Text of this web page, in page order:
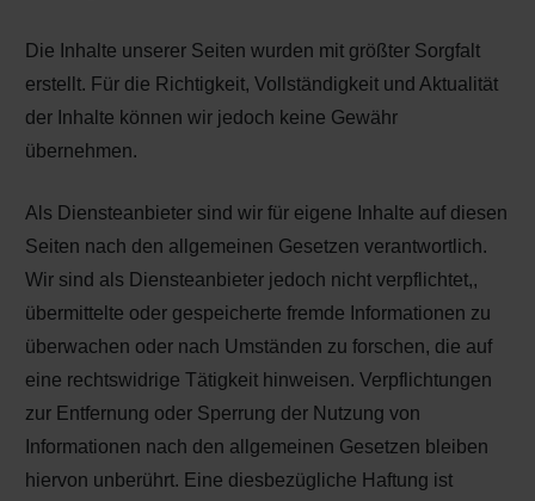
Die Inhalte unserer Seiten wurden mit größter Sorgfalt
erstellt. Für die Richtigkeit, Vollständigkeit und Aktualität
der Inhalte können wir jedoch keine Gewähr
übernehmen.
Als Diensteanbieter sind wir für eigene Inhalte auf diesen
Seiten nach den allgemeinen Gesetzen verantwortlich.
Wir sind als Diensteanbieter jedoch nicht verpflichtet,,
übermittelte oder gespeicherte fremde Informationen zu
überwachen oder nach Umständen zu forschen, die auf
eine rechtswidrige Tätigkeit hinweisen. Verpflichtungen
zur Entfernung oder Sperrung der Nutzung von
Informationen nach den allgemeinen Gesetzen bleiben
hiervon unberührt. Eine diesbezügliche Haftung ist